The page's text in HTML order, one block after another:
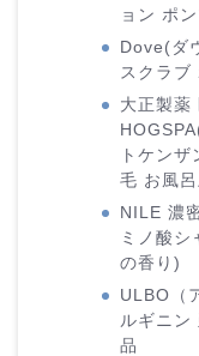
ョン ポ
Dove(ダ
スクラブ
大正製薬
トケン
毛 お風
NILE 濃
ミノ酸シ
の香り)
ULBO（
ルギニン
品